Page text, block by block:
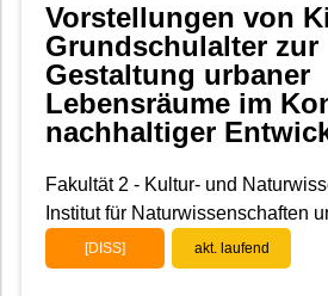
Vorstellungen von
Grundschulalter zur
Gestaltung urbaner
Lebensräume im
nachhaltiger
Fakultät 2 - Kultur- und
Institut für Naturwissenschaften
[DISS] akt. laufend